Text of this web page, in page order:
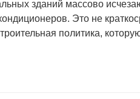
зданий массово
Это не
политика,